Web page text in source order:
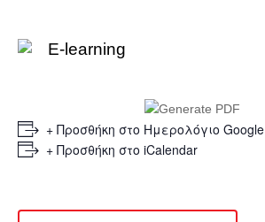
E-learning
+ Προσθήκη στο Ημερολόγιο Google
+ Προσθήκη στο iCalendar